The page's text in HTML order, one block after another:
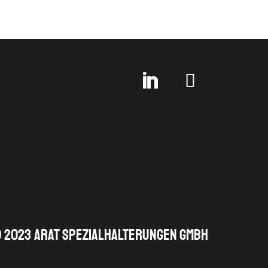
ARAT Spezialhalterungen GmbH